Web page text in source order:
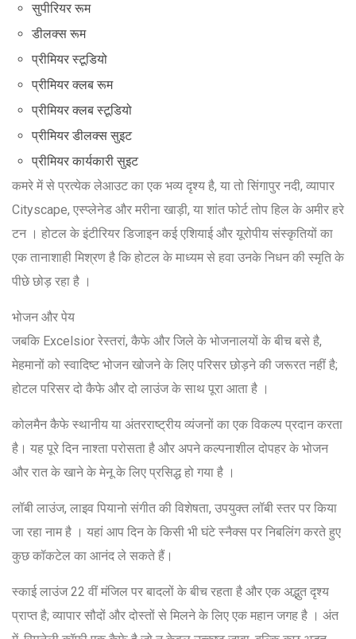
सुपीरियर रूम
डीलक्स रूम
प्रीमियर स्टूडियो
प्रीमियर क्लब रूम
प्रीमियर क्लब स्टूडियो
प्रीमियर डीलक्स सुइट
प्रीमियर कार्यकारी सुइट
कमरे में से प्रत्येक लेआउट का एक भव्य दृश्य है, या तो सिंगापुर नदी, व्यापार
Cityscape, एस्प्लेनेड और मरीना खाड़ी, या शांत फोर्ट तोप हिल के अमीर हरे
टन । होटल के इंटीरियर डिजाइन कई एशियाई और यूरोपीय संस्कृतियों का
एक तानाशाही मिश्रण है कि होटल के माध्यम से हवा उनके निधन की स्मृति के
पीछे छोड़ रहा है ।
भोजन और पेय
जबकि Excelsior रेस्तरां, कैफे और जिले के भोजनालयों के बीच बसे है,
मेहमानों को स्वादिष्ट भोजन खोजने के लिए परिसर छोड़ने की जरूरत नहीं है;
होटल परिसर दो कैफे और दो लाउंज के साथ पूरा आता है ।
कोलमैन कैफे स्थानीय या अंतरराष्ट्रीय व्यंजनों का एक विकल्प प्रदान करता
है। यह पूरे दिन नाश्ता परोसता है और अपने कल्पनाशील दोपहर के भोजन
और रात के खाने के मेनू के लिए प्रसिद्ध हो गया है ।
लॉबी लाउंज, लाइव पियानो संगीत की विशेषता, उपयुक्त लॉबी स्तर पर किया
जा रहा नाम है । यहां आप दिन के किसी भी घंटे स्नैक्स पर निबलिंग करते हुए
कुछ कॉकटेल का आनंद ले सकते हैं।
स्काई लाउंज 22 वीं मंजिल पर बादलों के बीच रहता है और एक अद्भुत दृश्य
प्राप्त है; व्यापार सौदों और दोस्तों से मिलने के लिए एक महान जगह है । अंत